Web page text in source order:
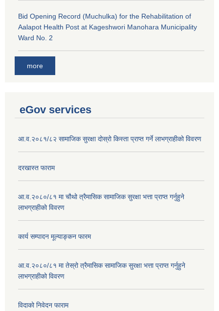
Bid Opening Record (Muchulka) for the Rehabilitation of
Aalapot Health Post at Kageshwori Manohara Municipality
Ward No. 2
more
eGov services
आ.व.२०८१/८२ सामाजिक सुरक्षा दोस्रो किस्ता प्राप्त गर्ने लाभग्राहीको विवरण
दरखास्त फाराम
आ.व.२०८०/८१ मा चौथो त्रैमासिक सामाजिक सुरक्षा भत्ता प्राप्त गर्नुहुने
लाभग्राहीको विवरण
कार्य सम्पादन मूल्याङ्कन फारम
आ.व.२०८०/८१ मा तेस्रो त्रैमासिक सामाजिक सुरक्षा भत्ता प्राप्त गर्नुहुने
लाभग्राहीको विवरण
विदाको निवेदन फाराम